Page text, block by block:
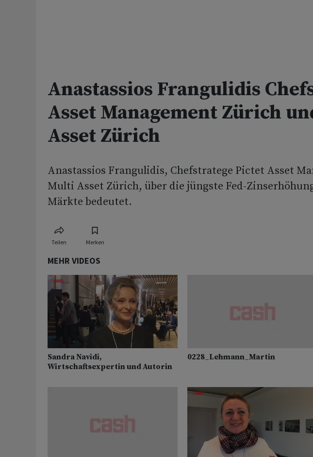
Anastassios Frangulidis
Asset Management Zürich
Asset Zürich
Anastassios Frangulidis, Chefstratege Pictet Asset
Multi Asset Zürich, über die jüngste Fed-
Märkte bedeutet.
Teilen Merken
MEHR VIDEOS
Sandra Navidi,
Wirtschaftsexpertin und Autorin
0228_Lehmann_Martin